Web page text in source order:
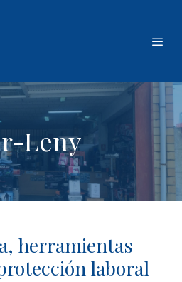
Leny
herramientas
laboral